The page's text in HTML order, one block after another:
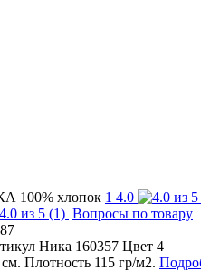
100% хлопок 1 4.0
(1) Вопросы по товару
Ника 160357 Цвет 4
Плотность 115 гр/м2.